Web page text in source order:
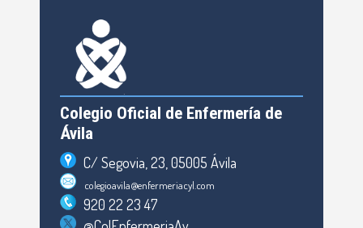
Colegio Oficial de Enfermería de
Ávila
C/ Segovia, 23, 05005 Ávila
colegioavila@enfermeriacyl.com
920 22 23 47